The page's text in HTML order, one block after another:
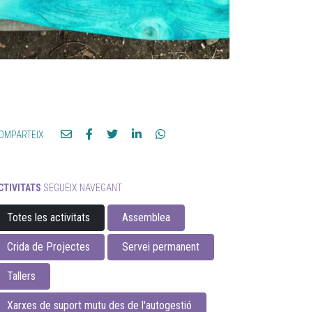
SEGUEIX NAVEGANT
Totes les activitats Assemblea
Crida de Projectes Servei permanent
Tallers
Xarxes de suport mutu des de l'autogestió